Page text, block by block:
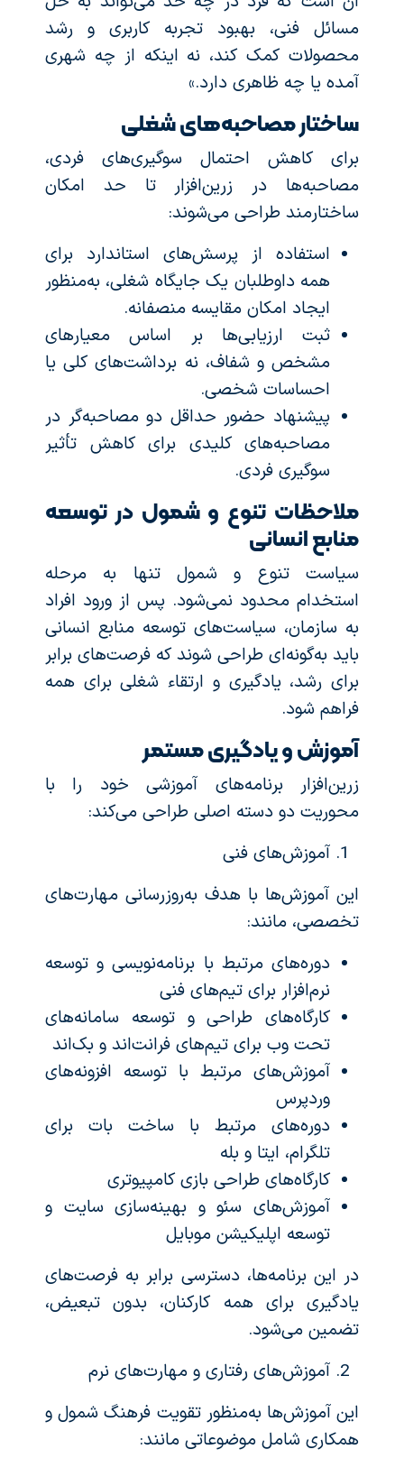
مسائل فنی، بهبود تجربه کاربری و رشد
محصولات کمک کند، نه اینکه از چه شهری
آمده یا چه ظاهری دارد.»
ساختار مصاحبه‌های شغلی
برای کاهش احتمال سوگیری‌های فردی،
مصاحبه‌ها در زرین‌افزار تا حد امکان
ساختارمند طراحی می‌شوند:
استفاده از پرسش‌های استاندارد برای
همه داوطلبان یک جایگاه شغلی، به‌منظور
ایجاد امکان مقایسه منصفانه.
ثبت ارزیابی‌ها بر اساس معیارهای
مشخص و شفاف، نه برداشت‌های کلی یا
احساسات شخصی.
پیشنهاد حضور حداقل دو مصاحبه‌گر در
مصاحبه‌های کلیدی برای کاهش تأثیر
سوگیری فردی.
ملاحظات تنوع و شمول در توسعه
منابع انسانی
سیاست تنوع و شمول تنها به مرحله
استخدام محدود نمی‌شود. پس از ورود افراد
به سازمان، سیاست‌های توسعه منابع انسانی
باید به‌گونه‌ای طراحی شوند که فرصت‌های برابر
برای رشد، یادگیری و ارتقاء شغلی برای همه
فراهم شود.
آموزش و یادگیری مستمر
زرین‌افزار برنامه‌های آموزشی خود را با
محوریت دو دسته اصلی طراحی می‌کند:
آموزش‌های فنی
این آموزش‌ها با هدف به‌روزرسانی مهارت‌های
تخصصی، مانند:
دوره‌های مرتبط با برنامه‌نویسی و توسعه
نرم‌افزار برای تیم‌های فنی
کارگاه‌های طراحی و توسعه سامانه‌های
تحت وب برای تیم‌های فرانت‌اند و بک‌اند
آموزش‌های مرتبط با توسعه افزونه‌های
وردپرس
دوره‌های مرتبط با ساخت بات برای
تلگرام، ایتا و بله
کارگاه‌های طراحی بازی کامپیوتری
آموزش‌های سئو و بهینه‌سازی سایت و
توسعه اپلیکیشن موبایل
در این برنامه‌ها، دسترسی برابر به فرصت‌های
یادگیری برای همه کارکنان، بدون تبعیض،
تضمین می‌شود.
آموزش‌های رفتاری و مهارت‌های نرم
این آموزش‌ها به‌منظور تقویت فرهنگ شمول و
همکاری شامل موضوعاتی مانند: